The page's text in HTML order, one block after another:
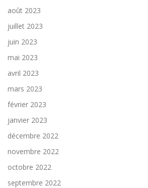
août 2023
juillet 2023
juin 2023
mai 2023
avril 2023
mars 2023
février 2023
janvier 2023
décembre 2022
novembre 2022
octobre 2022
septembre 2022